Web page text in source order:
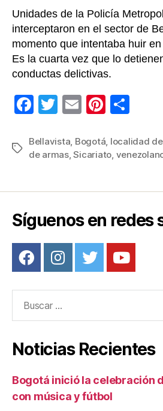
Unidades de la Policía
interceptaron en el sector de
momento que intentaba huir
Es la cuarta vez que lo
conductas delictivas.
F
c
e
o
k
T
tt
er
E
ail
Pi
er
e
m
p
Etiquetas
Bellavista, Bogotá, localidad
de armas,Sicariato,
Síguenos en redes
Noticias Recientes
Bogotá inició la celebración
con música y fútbol